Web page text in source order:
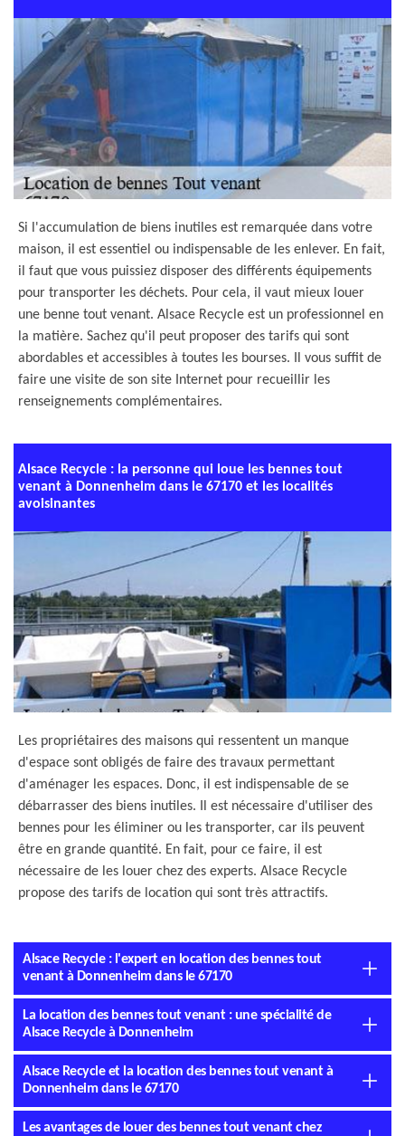
Si l'accumulation de biens inutiles est remarquée dans votre
maison, il est essentiel ou indispensable de les enlever. En fait,
il faut que vous puissiez disposer des différents équipements
pour transporter les déchets. Pour cela, il vaut mieux louer
une benne tout venant. Alsace Recycle est un professionnel en
la matière. Sachez qu'il peut proposer des tarifs qui sont
abordables et accessibles à toutes les bourses. Il vous suffit de
faire une visite de son site Internet pour recueillir les
renseignements complémentaires.
Alsace Recycle : la personne qui loue les bennes tout
venant à Donnenheim dans le 67170 et les localités
avoisinantes
Les propriétaires des maisons qui ressentent un manque
d'espace sont obligés de faire des travaux permettant
d'aménager les espaces. Donc, il est indispensable de se
débarrasser des biens inutiles. Il est nécessaire d'utiliser des
bennes pour les éliminer ou les transporter, car ils peuvent
être en grande quantité. En fait, pour ce faire, il est
nécessaire de les louer chez des experts. Alsace Recycle
propose des tarifs de location qui sont très attractifs.
Alsace Recycle : l'expert en location des bennes tout
venant à Donnenheim dans le 67170
La location des bennes tout venant : une spécialité de
Alsace Recycle à Donnenheim
Alsace Recycle et la location des bennes tout venant à
Donnenheim dans le 67170
Les avantages de louer des bennes tout venant chez